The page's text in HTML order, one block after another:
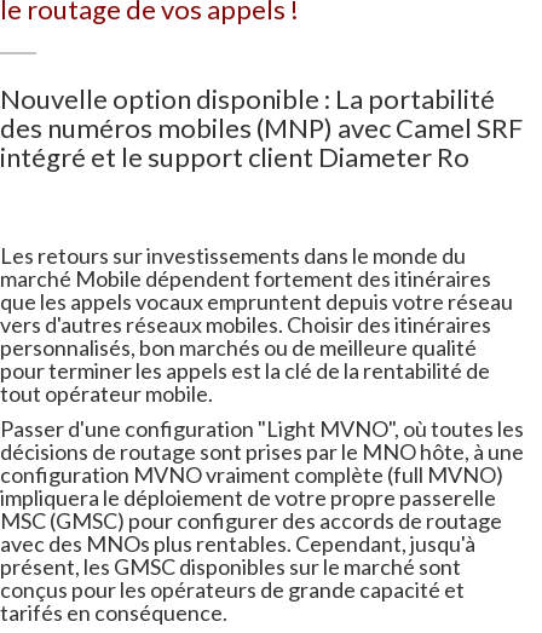
le routage de vos appels !
Nouvelle option disponible : La portabilité
des numéros mobiles (MNP) avec Camel SRF
intégré et le support client Diameter Ro
Les retours sur investissements dans le monde du
marché Mobile dépendent fortement des itinéraires
que les appels vocaux empruntent depuis votre réseau
vers d'autres réseaux mobiles. Choisir des itinéraires
personnalisés, bon marchés ou de meilleure qualité
pour terminer les appels est la clé de la rentabilité de
tout opérateur mobile.
Passer d'une configuration "Light MVNO", où toutes les
décisions de routage sont prises par le MNO hôte, à une
configuration MVNO vraiment complète (full MVNO)
impliquera le déploiement de votre propre passerelle
MSC (GMSC) pour configurer des accords de routage
avec des MNOs plus rentables. Cependant, jusqu'à
présent, les GMSC disponibles sur le marché sont
conçus pour les opérateurs de grande capacité et
tarifés en conséquence.